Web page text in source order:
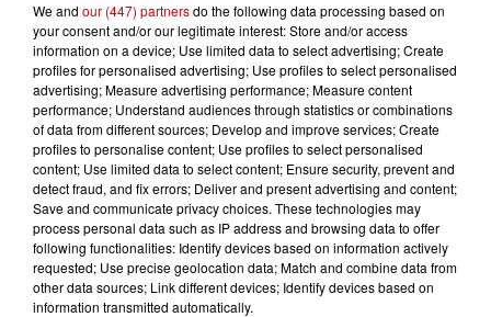
We and our (447) partnersdo the following data processing based on
your consent and/or our legitimate interest: Store and/or access
information on a device; Use limited data to select advertising; Create
profiles for personalised advertising; Use profiles to select personalised
advertising; Measure advertising performance; Measure content
performance; Understand audiences through statistics or combinations
of data from different sources; Develop and improve services; Create
profiles to personalise content; Use profiles to select personalised
content; Use limited data to select content; Ensure security, prevent and
detect fraud, and fix errors; Deliver and present advertising and content;
Save and communicate privacy choices. These technologies may
process personal data such as IP address and browsing data to offer
following functionalities: Identify devices based on information actively
requested; Use precise geolocation data; Match and combine data from
other data sources; Link different devices; Identify devices based on
information transmitted automatically.